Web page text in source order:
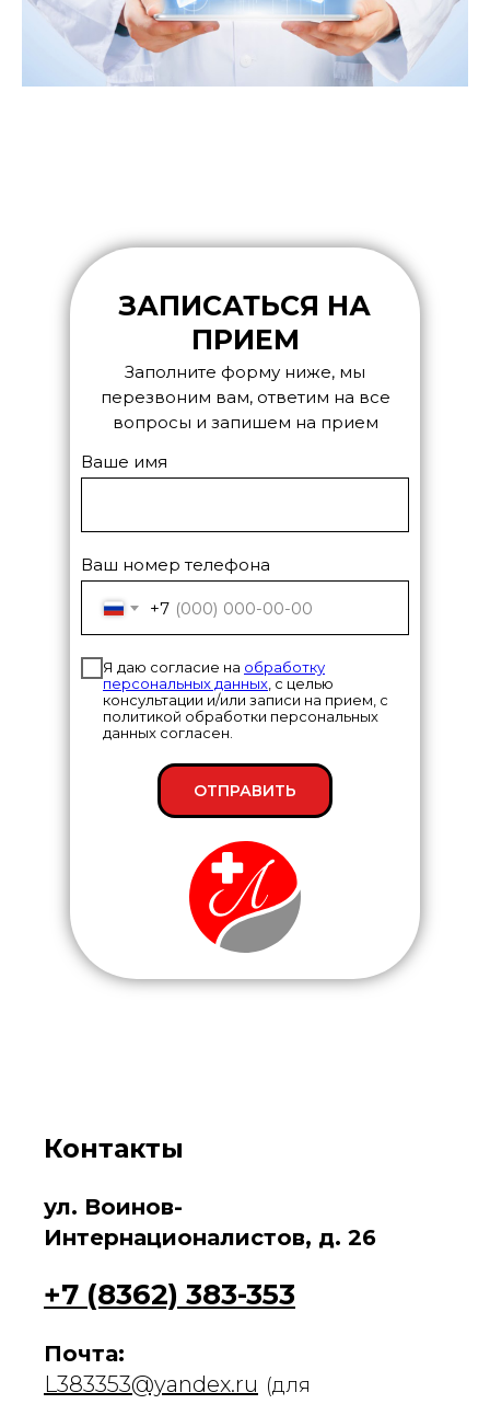
ЗАПИСАТЬСЯ НА
ПРИЕМ
Ваше имя
Ваш номер телефона
+7
Я даю согласие на обработку
персональных данных, с целью
консультации и/или записи на прием, с
политикой обработки персональных
данных согласен.
ОТПРАВИТЬ
Заполните форму ниже, мы
перезвоним вам, ответим на все
вопросы и запишем на прием
Контакты
ул. Воинов-
Интернационалистов, д. 26
+7 (8362) 383-353
Почта:
L383353@yandex.ru (для